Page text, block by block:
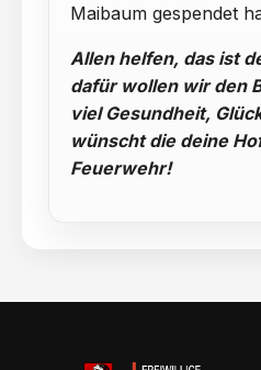
Maibaum gespendet
Allen helfen, das ist
dafür wollen wir den
viel Gesundheit,
wünscht die deine
Feuerwehr!